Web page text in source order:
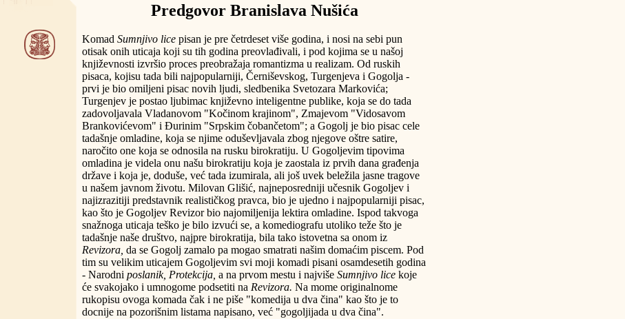
Predgovor Branislava Nušića
Komad Sumnjivo lice pisan je pre četrdeset više godina, i nosi na sebi pun
otisak onih uticaja koji su tih godina preovlađivali, i pod kojima se u našoj
književnosti izvršio proces preobražaja romantizma u realizam. Od ruskih
pisaca, kojisu tada bili najpopularniji, Černiševskog, Turgenjeva i Gogolja -
prvi je bio omiljeni pisac novih ljudi, sledbenika Svetozara Markovića;
Turgenjev je postao ljubimac književno inteligentne publike, koja se do tada
zadovoljavala Vladanovom "Kočinom krajinom", Zmajevom "Vidosavom
Brankovićevom" i Đurinim "Srpskim čobančetom"; a Gogolj je bio pisac cele
tadašnje omladine, koja se njime oduševljavala zbog njegove oštre satire,
naročito one koja se odnosila na rusku birokratiju. U Gogoljevim tipovima
omladina je videla onu našu birokratiju koja je zaostala iz prvih dana građenja
države i koja je, doduše, već tada izumirala, ali još uvek beležila jasne tragove
u našem javnom životu. Milovan Glišić, najneposredniji učesnik Gogoljev i
najizrazitiji predstavnik realističkog pravca, bio je ujedno i najpopularniji pisac,
kao što je Gogoljev Revizor bio najomiljenija lektira omladine. Ispod takvoga
snažnoga uticaja teško je bilo izvući se, a komediografu utoliko teže što je
tadašnje naše društvo, najpre birokratija, bila tako istovetna sa onom iz
Revizora, da se Gogolj zamalo pa mogao smatrati našim domaćim piscem. Pod
tim su velikim uticajem Gogoljevim svi moji komadi pisani osamdesetih godina
- Narodni poslanik, Protekcija, a na prvom mestu i najviše Sumnjivo lice koje
će svakojako i umnogome podsetiti na Revizora. Na mome originalnome
rukopisu ovoga komada čak i ne piše "komedija u dva čina" kao što je to
docnije na pozorišnim listama napisano, već "gogoljijada u dva čina".